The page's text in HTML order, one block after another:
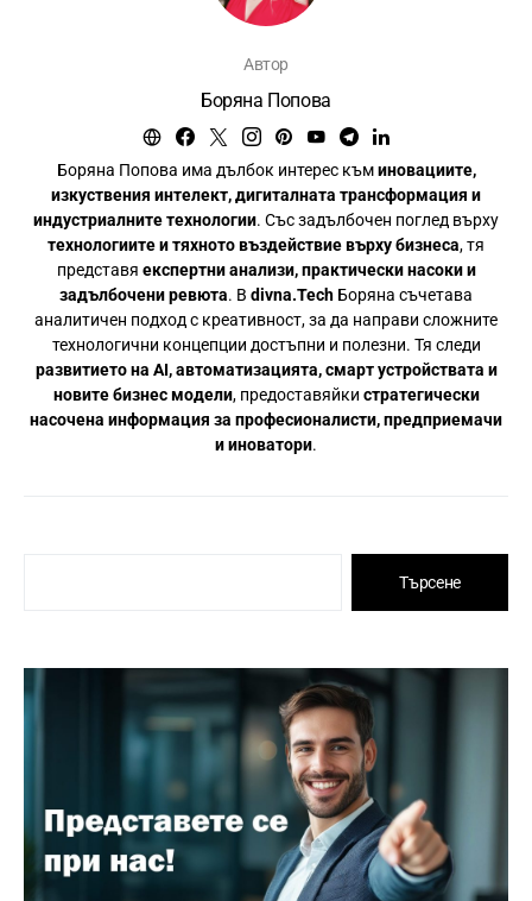
Автор
Боряна Попова
Боряна Попова има дълбок интерес къминовациите,
изкуствения интелект, дигиталната трансформация и
индустриалните технологии. Със задълбочен поглед върху
технологиите и тяхното въздействие върху бизнеса, тя
представя експертни анализи, практически насоки и
задълбочени ревюта. В divna.Tech Боряна съчетава
аналитичен подход с креативност, за да направи сложните
технологични концепции достъпни и полезни. Тя следи
развитието на AI, автоматизацията, смарт устройствата и
новите бизнес модели, предоставяйки стратегически
насочена информация за професионалисти, предприемачи
и иноватори.
Търсене